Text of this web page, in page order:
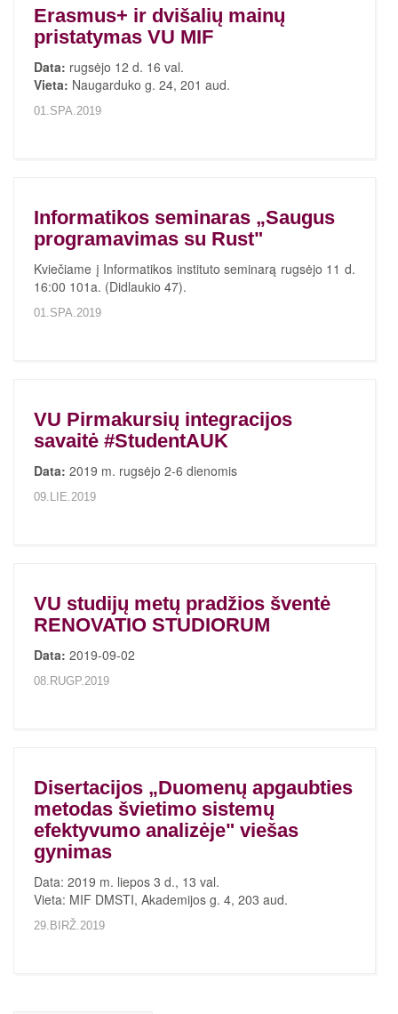
Erasmus+ ir dvišalių mainų
pristatymas VU MIF
Data: rugsėjo 12 d. 16 val.
Vieta: Naugarduko g. 24, 201 aud.
01.SPA.2019
Informatikos seminaras „Saugus
programavimas su Rust"
Kviečiame į Informatikos instituto seminarą rugsėjo 11 d.
16:00 101a. (Didlaukio 47).
01.SPA.2019
VU Pirmakursių integracijos
savaitė #StudentAUK
Data: 2019 m. rugsėjo 2-6 dienomis
09.LIE.2019
VU studijų metų pradžios šventė
RENOVATIO STUDIORUM
Data: 2019-09-02
08.RUGP.2019
Disertacijos „Duomenų apgaubties
metodas švietimo sistemų
efektyvumo analizėje" viešas
gynimas
Data: 2019 m. liepos 3 d., 13 val.
Vieta: MIF DMSTI, Akademijos g. 4, 203 aud.
29.BIRŽ.2019